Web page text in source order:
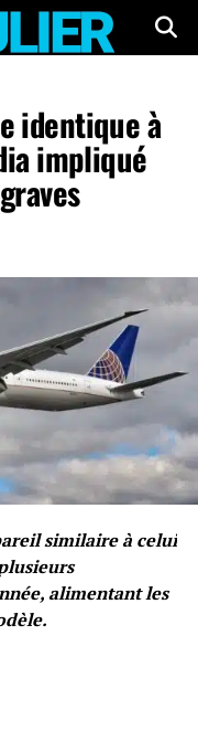
identique à
impliqué
similaire à celui
alimentant les